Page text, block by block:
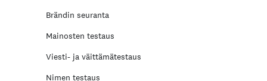
Brändin seuranta
Mainosten testaus
Viesti- ja väittämätestaus
Nimen testaus